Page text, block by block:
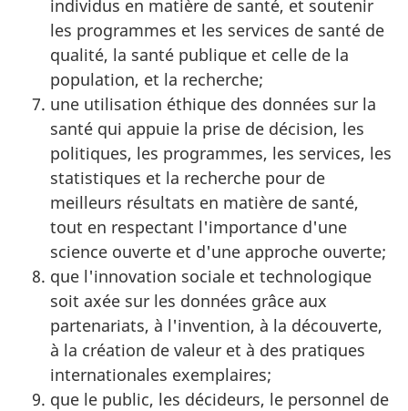
individus en matière de santé, et soutenir
les programmes et les services de santé de
qualité, la santé publique et celle de la
population, et la recherche;
une utilisation éthique des données sur la
santé qui appuie la prise de décision, les
politiques, les programmes, les services, les
statistiques et la recherche pour de
meilleurs résultats en matière de santé,
tout en respectant l'importance d'une
science ouverte et d'une approche ouverte;
que l'innovation sociale et technologique
soit axée sur les données grâce aux
partenariats, à l'invention, à la découverte,
à la création de valeur et à des pratiques
internationales exemplaires;
que le public, les décideurs, le personnel de